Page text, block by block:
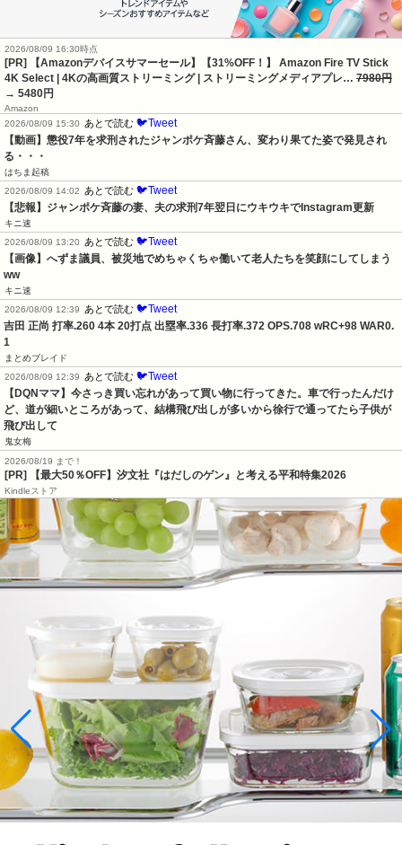
2026/08/09 16:30時点
[PR] 【Amazonデバイスサマーセール】【31%OFF！】 Amazon Fire TV Stick
4K Select | 4Kの高画質ストリーミング | ストリーミングメディアプレ… 7980円
→ 5480円
Amazon
2026/08/09 15:30
あとで読む 🐦Tweet
【動画】懲役7年を求刑されたジャンポケ斉藤さん、変わり果てた姿で発見され
る・・・
はちま起稿
2026/08/09 14:02
あとで読む 🐦Tweet
【悲報】ジャンポケ斉藤の妻、夫の求刑7年翌日にウキウキでInstagram更新
キニ速
2026/08/09 13:20
あとで読む 🐦Tweet
【画像】へずま議員、被災地でめちゃくちゃ働いて老人たちを笑顔にしてしまう
ww
キニ速
2026/08/09 12:39
あとで読む 🐦Tweet
吉田 正尚 打率.260 4本 20打点 出塁率.336 長打率.372 OPS.708 wRC+98 WAR0.
1
まとめブレイド
2026/08/09 12:39
あとで読む 🐦Tweet
【DQNママ】今さっき買い忘れがあって買い物に行ってきた。車で行ったんだけ
ど、道が細いところがあって、結構飛び出しが多いから徐行で通ってたら子供が
飛び出して
鬼女梅
2026/08/19 まで！
[PR] 【最大50％OFF】汐文社『はだしのゲン』と考える平和特集2026
Kindleストア